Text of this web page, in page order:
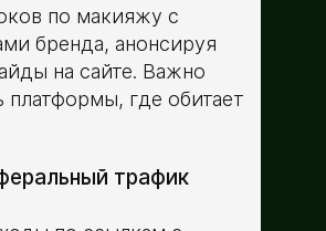
по макияжу с
бренда, анонсируя
на сайте. Важно
платформы, где обитает
трафик